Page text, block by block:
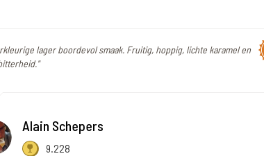
lager boordevol smaak. Fruitig, hoppig, lichte karamel en
Alain Schepers
9.228